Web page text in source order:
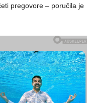
pregovore – poručila je